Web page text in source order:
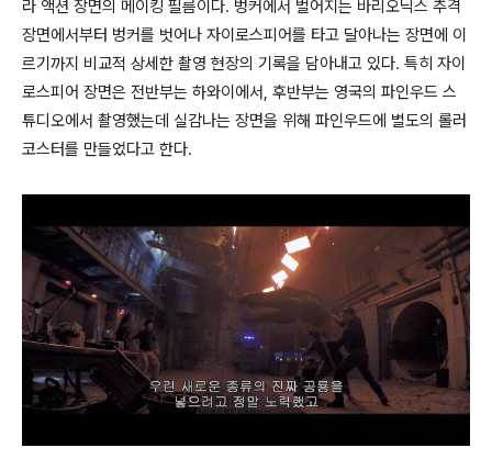
라 액션 장면의 메이킹 필름이다. 벙커에서 벌어지는 바리오닉스 추격
장면에서부터 벙커를 벗어나 자이로스피어를 타고 달아나는 장면에 이
르기까지 비교적 상세한 촬영 현장의 기록을 담아내고 있다. 특히 자이
로스피어 장면은 전반부는 하와이에서, 후반부는 영국의 파인우드 스
튜디오에서 촬영했는데 실감나는 장면을 위해 파인우드에 별도의 롤러
코스터를 만들었다고 한다.